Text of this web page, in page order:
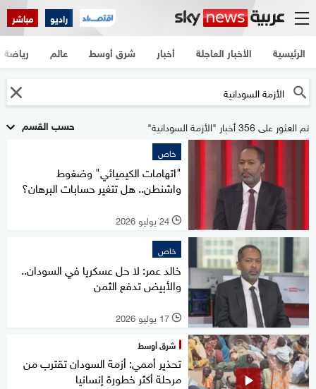
راديو مباشر
الرئيسية الأخبار العاجلة أخبار شرق أوسط عالم رياضة
حسب القسم تم العثور على 356 أخبار "الأزمة السودانية"
خاص
"اتهامات الكيميائي" وضغوط
واشنطن.. هل تتغير حسابات البرهان؟
l 24 يوليو 2026
خاص
خالد عمر: لا حل عسكريا في السودان..
والأبيض تدفع الثمن
l 17 يوليو 2026
شرق أوسط
تحذير أممي: أزمة السودان تقترب من
مرحلة أكثر خطورة إنسانيا